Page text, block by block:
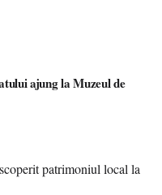
ajung la Muzeul de